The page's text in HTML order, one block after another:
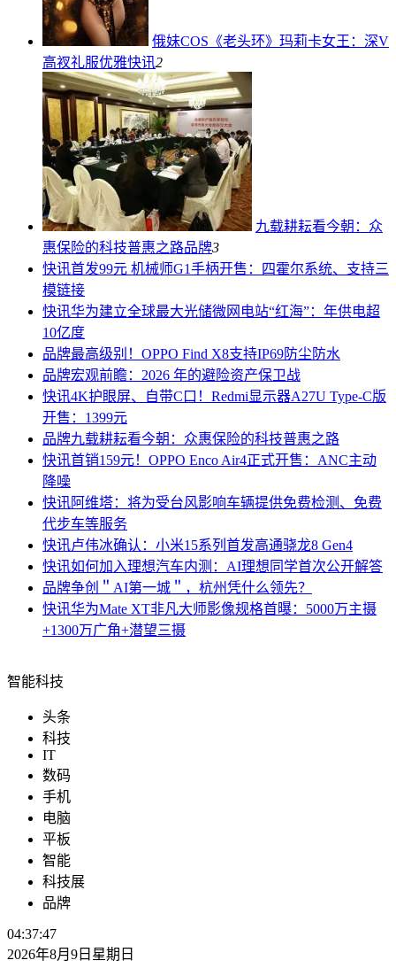
俄妹COS《老头环》玛莉卡女王：深V
高衩礼服优雅快讯2
九载耕耘看今朝：众
惠保险的科技普惠之路品牌3
快讯首发99元 机械师G1手柄开售：四霍尔系统、支持三
模链接
快讯华为建立全球最大光储微网电站“红海”：年供电超
10亿度
品牌最高级别！OPPO Find X8支持IP69防尘防水
品牌宏观前瞻：2026 年的避险资产保卫战
快讯4K护眼屏、自带C口！Redmi显示器A27U Type-C版
开售：1399元
品牌九载耕耘看今朝：众惠保险的科技普惠之路
快讯首销159元！OPPO Enco Air4正式开售：ANC主动
降噪
快讯阿维塔：将为受台风影响车辆提供免费检测、免费
代步车等服务
快讯卢伟冰确认：小米15系列首发高通骁龙8 Gen4
快讯如何加入理想汽车内测：AI理想同学首次公开解答
品牌争创＂AI第一城＂，杭州凭什么领先？
快讯华为Mate XT非凡大师影像规格首曝：5000万主摄
+1300万广角+潜望三摄
智能科技
头条
科技
IT
数码
手机
电脑
平板
智能
科技展
品牌
04:37:48
2026年8月9日星期日